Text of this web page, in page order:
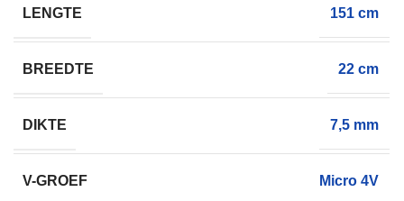
LENGTE 151 cm
BREEDTE 22 cm
DIKTE 7,5 mm
V-GROEF Micro 4V